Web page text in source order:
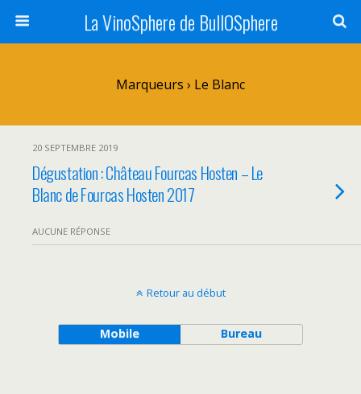
La VinoSphere de BullOSphere
Marqueurs › Le Blanc
20 SEPTEMBRE 2019
Dégustation : Château Fourcas Hosten – Le
Blanc de Fourcas Hosten 2017
AUCUNE RÉPONSE
Retour au début
Mobile Bureau